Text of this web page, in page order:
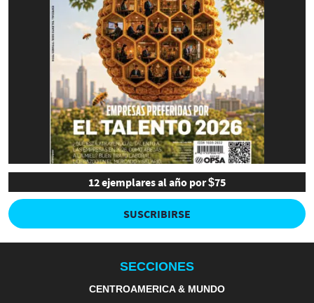
12 ejemplares al año por $75
SUSCRIBIRSE
SECCIONES
CENTROAMERICA & MUNDO